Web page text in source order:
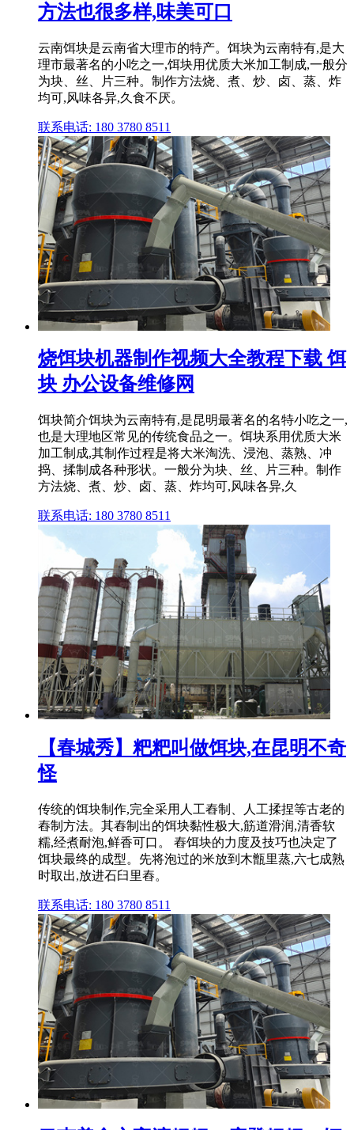
方法也很多样,味美可口
云南饵块是云南省大理市的特产。饵块为云南特有,是大
理市最著名的小吃之一,饵块用优质大米加工制成,一般分
为块、丝、片三种。制作方法烧、煮、炒、卤、蒸、炸
均可,风味各异,久食不厌。
联系电话: 180 3780 8511
烧饵块机器制作视频大全教程下载 饵
块 办公设备维修网
饵块简介饵块为云南特有,是昆明最著名的名特小吃之一,
也是大理地区常见的传统食品之一。饵块系用优质大米
加工制成,其制作过程是将大米淘洗、浸泡、蒸熟、冲
捣、揉制成各种形状。一般分为块、丝、片三种。制作
方法烧、煮、炒、卤、蒸、炸均可,风味各异,久
联系电话: 180 3780 8511
【春城秀】粑粑叫做饵块,在昆明不奇
怪
传统的饵块制作,完全采用人工舂制、人工揉捏等古老的
舂制方法。其舂制出的饵块黏性极大,筋道滑润,清香软
糯,经煮耐泡,鲜香可口。 舂饵块的力度及技巧也决定了
饵块最终的成型。先将泡过的米放到木甑里蒸,六七成熟
时取出,放进石臼里舂。
联系电话: 180 3780 8511